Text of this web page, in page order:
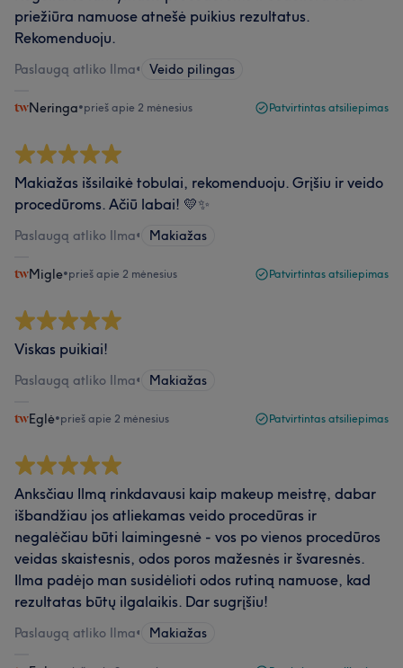
priežiūra namuose atnešė puikius rezultatus.
Rekomenduoju.
Paslaugą atliko Ilma• Veido pilingas
Neringa•prieš apie 2 mėnesius Patvirtintas atsiliepimas
Makiažas išsilaikė tobulai, rekomenduoju. Grįšiu ir veido
procedūroms. Ačiū labai! 💛✨
Paslaugą atliko Ilma• Makiažas
Migle•prieš apie 2 mėnesius Patvirtintas atsiliepimas
Viskas puikiai!
Paslaugą atliko Ilma• Makiažas
Eglė•prieš apie 2 mėnesius Patvirtintas atsiliepimas
Anksčiau Ilmą rinkdavausi kaip makeup meistrę, dabar
išbandžiau jos atliekamas veido procedūras ir
negalėčiau būti laimingesnė - vos po vienos procedūros
veidas skaistesnis, odos poros mažesnės ir švaresnės.
Ilma padėjo man susidėlioti odos rutiną namuose, kad
rezultatas būtų ilgalaikis. Dar sugrįšiu!
Paslaugą atliko Ilma• Makiažas